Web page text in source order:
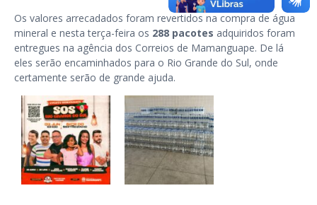
Os valores arrecadados foram revertidos na compra de água
mineral e nesta terça-feira os 288 pacotes adquiridos foram
entregues na agência dos Correios de Mamanguape. De lá
eles serão encaminhados para o Rio Grande do Sul, onde
certamente serão de grande ajuda.